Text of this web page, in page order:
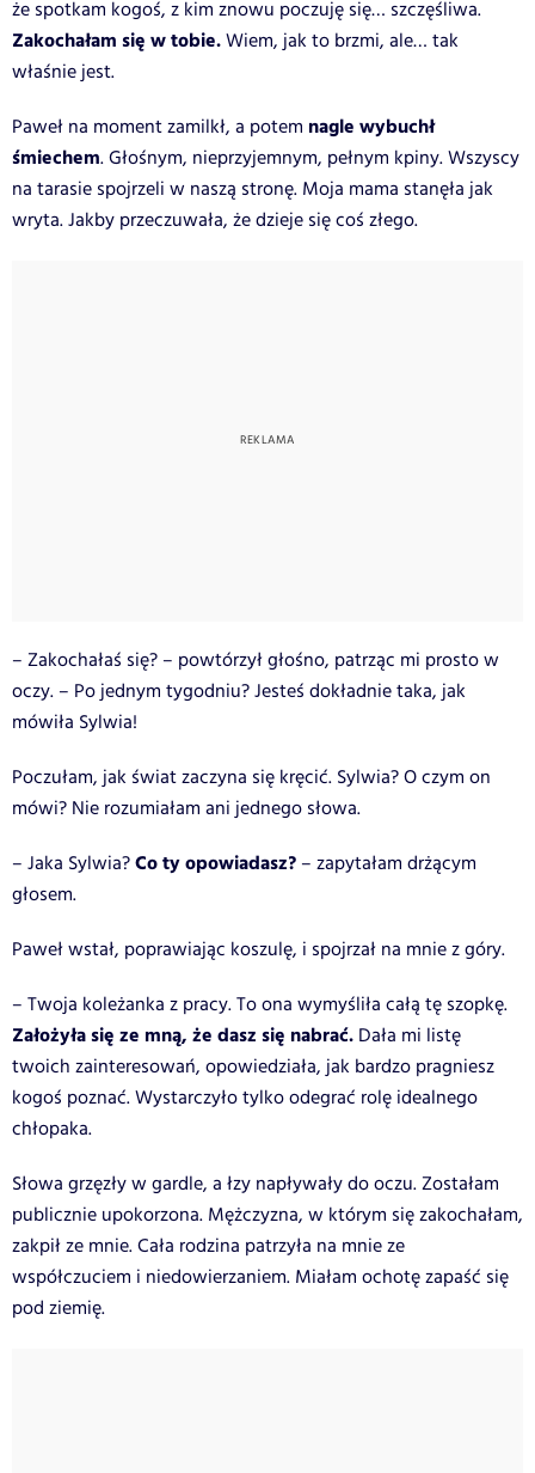
że spotkam kogoś, z kim znowu poczuję się… szczęśliwa.
Zakochałam się w tobie.Wiem, jak to brzmi, ale… tak
właśnie jest.
Paweł na moment zamilkł, a potem nagle wybuchł
śmiechem. Głośnym, nieprzyjemnym, pełnym kpiny. Wszyscy
na tarasie spojrzeli w naszą stronę. Moja mama stanęła jak
wryta. Jakby przeczuwała, że dzieje się coś złego.
– Zakochałaś się? – powtórzył głośno, patrząc mi prosto w
oczy. – Po jednym tygodniu? Jesteś dokładnie taka, jak
mówiła Sylwia!
Poczułam, jak świat zaczyna się kręcić. Sylwia? O czym on
mówi? Nie rozumiałam ani jednego słowa.
– Jaka Sylwia?Co ty opowiadasz? – zapytałam drżącym
głosem.
Paweł wstał, poprawiając koszulę, i spojrzał na mnie z góry.
– Twoja koleżanka z pracy. To ona wymyśliła całą tę szopkę.
Założyła się ze mną, że dasz się nabrać. Dała mi listę
twoich zainteresowań, opowiedziała, jak bardzo pragniesz
kogoś poznać. Wystarczyło tylko odegrać rolę idealnego
chłopaka.
Słowa grzęzły w gardle, a łzy napływały do oczu. Zostałam
publicznie upokorzona. Mężczyzna, w którym się zakochałam,
zakpił ze mnie. Cała rodzina patrzyła na mnie ze
współczuciem i niedowierzaniem. Miałam ochotę zapaść się
pod ziemię.